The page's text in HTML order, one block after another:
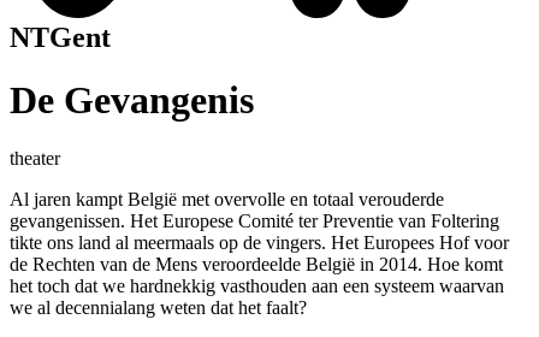
NTGent
De Gevangenis
theater
Al jaren kampt België met overvolle en totaal verouderde
gevangenissen. Het Europese Comité ter Preventie van Foltering
tikte ons land al meermaals op de vingers. Het Europees Hof voor
de Rechten van de Mens veroordeelde België in 2014. Hoe komt
het toch dat we hardnekkig vasthouden aan een systeem waarvan
we al decennialang weten dat het faalt?